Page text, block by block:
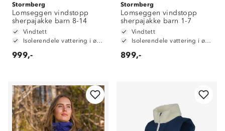
Stormberg
Lomseggen vindstopp
sherpajakke barn 8-14
Vindtett
Isolerendele vattering i øvre del
999,-
Stormberg
Lomseggen vindstopp
sherpajakke barn 1-7
Vindtett
Isolerendele vattering i øvre del
899,-